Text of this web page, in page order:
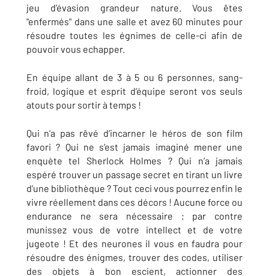
jeu d’évasion grandeur nature. Vous êtes
"enfermés" dans une salle et avez 60 minutes pour
résoudre toutes les égnimes de celle-ci afin de
pouvoir vous echapper.
En équipe allant de 3 à 5 ou 6 personnes, sang-
froid, logique et esprit d’équipe seront vos seuls
atouts pour sortir à temps !
Qui n’a pas rêvé d’incarner le héros de son film
favori ? Qui ne s’est jamais imaginé mener une
enquète tel Sherlock Holmes ? Qui n’a jamais
espéré trouver un passage secret en tirant un livre
d’une bibliothèque ? Tout ceci vous pourrez enfin le
vivre réellement dans ces décors ! Aucune force ou
endurance ne sera nécessaire ; par contre
munissez vous de votre intellect et de votre
jugeote ! Et des neurones il vous en faudra pour
résoudre des énigmes, trouver des codes, utiliser
des objets à bon escient, actionner des